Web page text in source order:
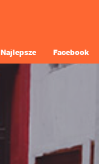
Najlepsze Facebook